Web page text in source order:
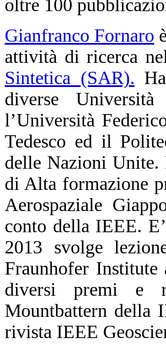
oltre 100
Gianfranco Fornaro
attività di ricerca
Sintetica (SAR).
diverse Università
l’Università
Tedesco ed il
delle Nazioni Unite.
di Alta formazione
Aerospaziale
conto della IEEE.
2013 svolge
Fraunhofer
diversi premi e
Mountbattern della
rivista IEEE